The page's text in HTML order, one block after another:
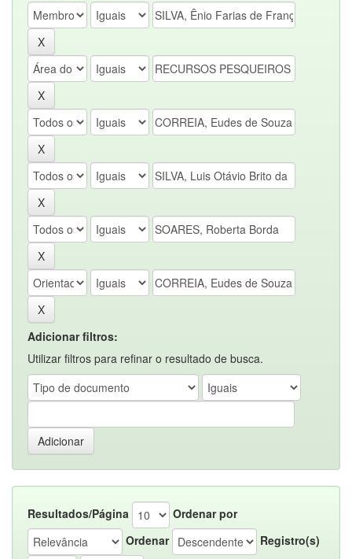
Adicionar filtros:
Utilizar filtros para refinar o resultado de busca.
Resultados/Página
Ordenar por
Ordenar
Registro(s)